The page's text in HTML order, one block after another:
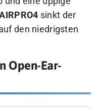
sinkt der
den niedrigsten
Open-Ear-